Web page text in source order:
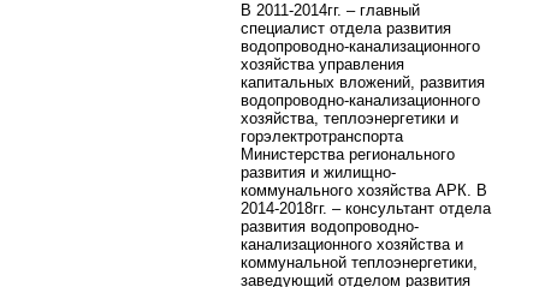
В 2011-2014гг. – главный
специалист отдела развития
водопроводно-канализационного
хозяйства управления
капитальных вложений, развития
водопроводно-канализационного
хозяйства, теплоэнергетики и
горэлектротранспорта
Министерства регионального
развития и жилищно-
коммунального хозяйства АРК. В
2014-2018гг. – консультант отдела
развития водопроводно-
канализационного хозяйства и
коммунальной теплоэнергетики,
заведующий отделом развития